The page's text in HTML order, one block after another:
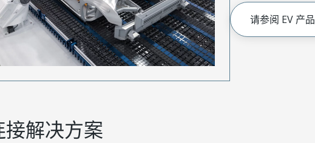
请参阅 EV 产品
解决方案